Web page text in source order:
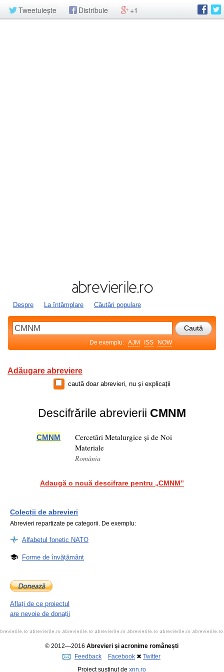
Tweetuiește Distribuie +1
Despre La întâmplare Căutări populare
De exemplu: AJM ISS NOW
Adăugare abreviere
caută doar abrevieri, nu și explicații
Descifrările abrevierii CMNM
CMNM
Cercetări Metalurgice și de Noi
Materiale
România
Adaugă o nouă descifrare pentru „CMNM”
Colecții de abrevieri
Abrevieri repartizate pe categorii. De exemplu:
Alfabetul fonetic NATO
Forme de învățământ
Aflați de ce proiectul
are nevoie de donații
© 2012—2016 Abrevieri și acronime românești
Feedback
Facebook ✖ Twitter
Proiect susținut de xnn.ro